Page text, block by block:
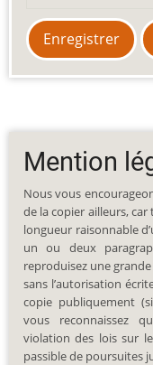
Mention
Nous vous
de la copier ailleurs,
longueur raisonnable
un ou deux
reproduisez une
sans l’autorisation
copie publiquement
vous reconnaissez
violation des lois sur
passible de poursuites